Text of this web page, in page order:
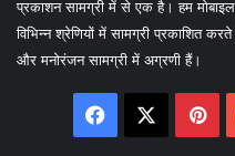
प्रकाशन सामग्री में से एक है। हम
विभिन्न श्रेणियों में सामग्री प्रकाशित
और मनोरंजन सामग्री में अग्रणी हैं।
Facebook